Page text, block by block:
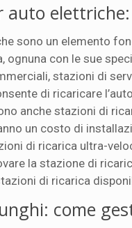
auto
sono un elemento
con le sue
stazioni di
di ricaricare
anche stazioni di
un costo di
di ricarica ultra-
la stazione di
di ricarica
come